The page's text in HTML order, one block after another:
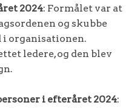
2024: Formålet var at
og skubbe
i organisationen.
ledere, og den blev
i efteråret 2024: